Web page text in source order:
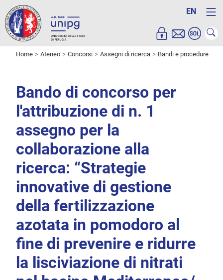
EN
Home Ateneo Concorsi Assegni di ricerca Bandi e procedure
Bando di concorso per
l'attribuzione di n. 1
assegno per la
collaborazione alla
ricerca: “Strategie
innovative di gestione
della fertilizzazione
azotata in pomodoro al
fine di prevenire e ridurre
la lisciviazione di nitrati